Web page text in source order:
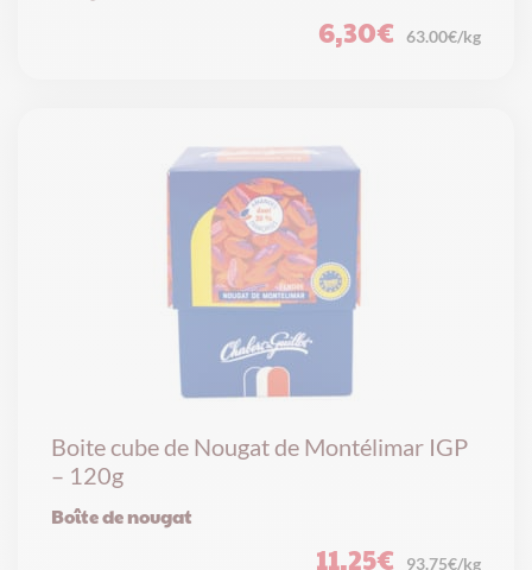
6,30€ 63.00€/kg
Boite cube de Nougat de Montélimar IGP
– 120g
Boîte de nougat
11,25€ 93.75€/kg